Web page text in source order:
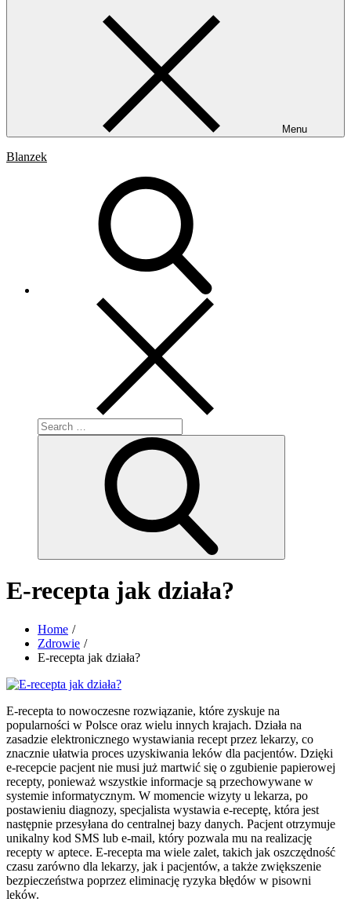
Menu
Blanzek
Search
for:
E-recepta jak działa?
Home
Zdrowie
E-recepta jak działa?
E-recepta to nowoczesne rozwiązanie, które zyskuje na
popularności w Polsce oraz wielu innych krajach. Działa na
zasadzie elektronicznego wystawiania recept przez lekarzy, co
znacznie ułatwia proces uzyskiwania leków dla pacjentów. Dzięki
e-recepcie pacjent nie musi już martwić się o zgubienie papierowej
recepty, ponieważ wszystkie informacje są przechowywane w
systemie informatycznym. W momencie wizyty u lekarza, po
postawieniu diagnozy, specjalista wystawia e-receptę, która jest
następnie przesyłana do centralnej bazy danych. Pacjent otrzymuje
unikalny kod SMS lub e-mail, który pozwala mu na realizację
recepty w aptece. E-recepta ma wiele zalet, takich jak oszczędność
czasu zarówno dla lekarzy, jak i pacjentów, a także zwiększenie
bezpieczeństwa poprzez eliminację ryzyka błędów w pisowni
leków.